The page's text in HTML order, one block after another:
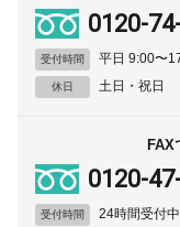
0120-
受付時間 平日 9:00〜
休日 土日・祝日
FAX
0120-
受付時間 24時間受付中